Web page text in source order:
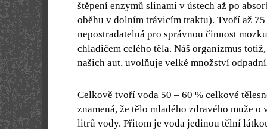
štěpení enzymů slinami v ústech až po
oběhu v dolním trávicím traktu). Tvoří až 75
nepostradatelná pro správnou činnost
chladičem celého těla. Náš organizmus
našich aut, uvolňuje velké množství
Celkově tvoří voda 50 – 60 % celkové
znamená, že tělo mladého zdravého muže o
litrů vody. Přitom je voda jedinou tělní